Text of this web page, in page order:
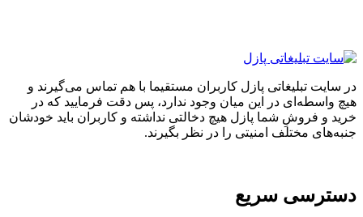
تبلیغاتی پازل کاربران مستقیما با هم تماس می‌گیرند و
در این میان وجود ندارد، پس دقت فرمایید که در
و فروشِ شما پازل هیچ دخالتی نداشته و کاربران باید خودشان
مختلف امنیتی را در نظر بگیرند.
سریع